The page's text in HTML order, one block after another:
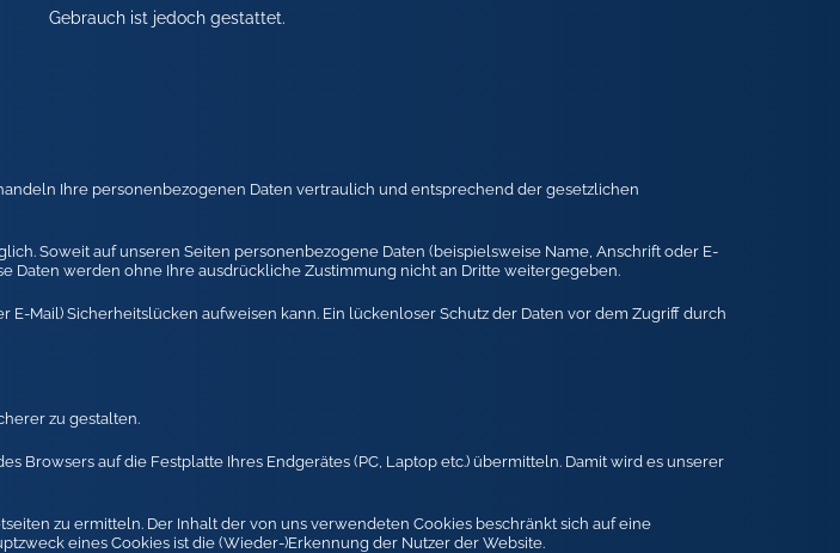
Gebrauch ist jedoch gestattet.
Ihre personenbezogenen Daten vertraulich und entsprechend der gesetzlichen
Soweit auf unseren Seiten personenbezogene Daten (beispielsweise Name, Anschrift oder E-
Daten werden ohne Ihre ausdrückliche Zustimmung nicht an Dritte weitergegeben.
Mail) Sicherheitslücken aufweisen kann. Ein lückenloser Schutz der Daten vor dem Zugriff durch
zu gestalten.
Browsers auf die Festplatte Ihres Endgerätes (PC, Laptop etc.) übermitteln. Damit wird es unserer
zu ermitteln. Der Inhalt der von uns verwendeten Cookies beschränkt sich auf eine
eines Cookies ist die (Wieder-)Erkennung der Nutzer der Website.